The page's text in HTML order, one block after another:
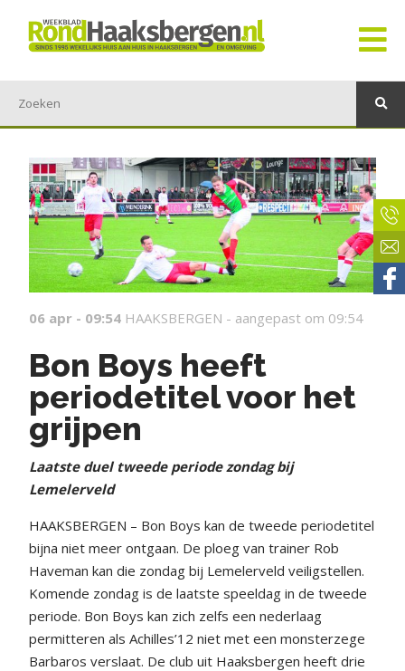
06 apr - 09:54 HAAKSBERGEN - aangepast om 09:54
Bon Boys heeft
periodetitel voor het
grijpen
Laatste duel tweede periode zondag bij
Lemelerveld
HAAKSBERGEN – Bon Boys kan de tweede periodetitel
bijna niet meer ontgaan. De ploeg van trainer Rob
Haveman kan die zondag bij Lemelerveld veiligstellen.
Komende zondag is de laatste speeldag in de tweede
periode. Bon Boys kan zich zelfs een nederlaag
permitteren als Achilles’12 niet met een monsterzege
Barbaros verslaat. De club uit Haaksbergen heeft drie